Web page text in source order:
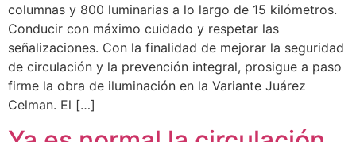
columnas y 800 luminarias a lo largo de 15 kilómetros.
Conducir con máximo cuidado y respetar las
señalizaciones. Con la finalidad de mejorar la seguridad
de circulación y la prevención integral, prosigue a paso
firme la obra de iluminación en la Variante Juárez
Celman. El […]